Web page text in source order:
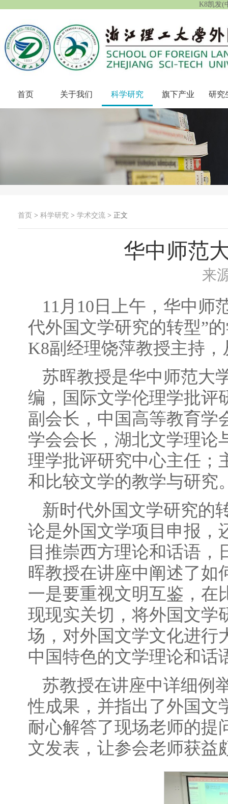
K8凯发(
首页 关于我们 科学研究 旗下产业 研究
首页 > 科学研究 > 学术交流 > 正文
华中师范
来
11月10日上午，华中师
代外国文学研究的转型”
K8副经理饶萍教授主持
苏晖教授是华中师范大
编，国际文学伦理学批评
副会长，中国高等教育学
学会会长，湖北文学理论
理学批评研究中心主任；
和比较文学的教学与研究
新时代外国文学研究的
论是外国文学项目申报，
目推崇西方理论和话语
晖教授在讲座中阐述了如
一是要重视文明互鉴，在
现现实关切，将外国文学
场，对外国文学文化进行
中国特色的文学理论和话
苏教授在讲座中详细例
性成果，并指出了外国文
耐心解答了现场老师的提
文发表，让参会老师获益